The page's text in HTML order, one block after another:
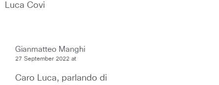
Luca Covi
Gianmatteo Manghi
27 September 2022 at
Caro Luca, parlando di